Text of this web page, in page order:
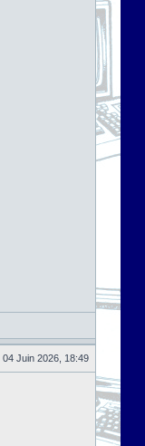
04 Juin 2026, 18:49